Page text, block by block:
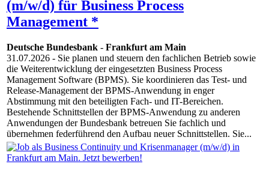
(m/w/d) für Business Process
Management *
Deutsche Bundesbank - Frankfurt am Main
31.07.2026 - Sie planen und steuern den fachlichen Betrieb sowie
die Weiterentwicklung der eingesetzten Business Process
Management Software (BPMS). Sie koordinieren das Test- und
Release-Management der BPMS-Anwendung in enger
Abstimmung mit den beteiligten Fach- und IT-Bereichen.
Bestehende Schnittstellen der BPMS-Anwendung zu anderen
Anwendungen der Bundesbank betreuen Sie fachlich und
übernehmen federführend den Aufbau neuer Schnittstellen. Sie...